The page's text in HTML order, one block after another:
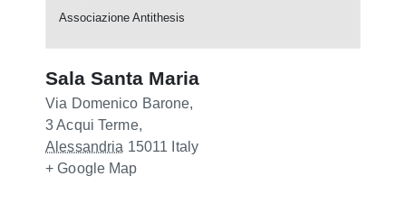
Associazione Antithesis
Sala Santa Maria
Via Domenico Barone,
3Acqui Terme,
Alessandria 15011 Italy
+ Google Map